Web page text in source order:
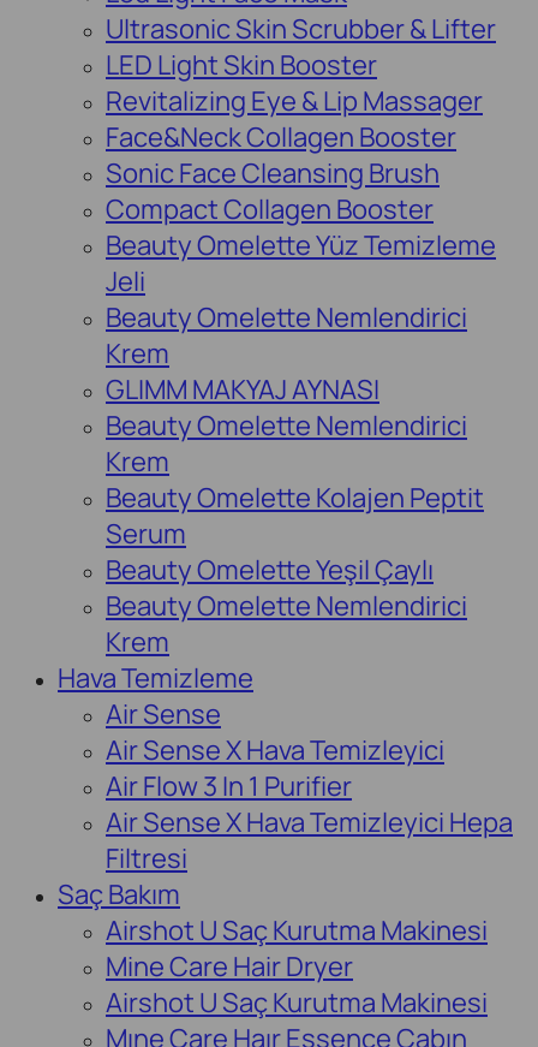
Ultrasonic Skin Scrubber & Lifter
LED Light Skin Booster
Revitalizing Eye & Lip Massager
Face&Neck Collagen Booster
Sonic Face Cleansing Brush
Compact Collagen Booster
Beauty Omelette Yüz Temizleme
Jeli
Beauty Omelette Nemlendirici
Krem
GLIMM MAKYAJ AYNASI
Beauty Omelette Nemlendirici
Krem
Beauty Omelette Kolajen Peptit
Serum
Beauty Omelette Yeşil Çaylı
Beauty Omelette Nemlendirici
Krem
Hava Temizleme
Air Sense
Air Sense X Hava Temizleyici
Air Flow 3 In 1 Purifier
Air Sense X Hava Temizleyici Hepa
Filtresi
Saç Bakım
Airshot U Saç Kurutma Makinesi
Mine Care Hair Dryer
Airshot U Saç Kurutma Makinesi
Mıne Care Haır Essence Cabın